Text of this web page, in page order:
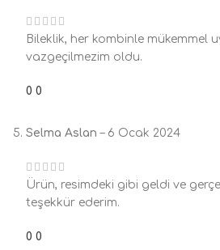
Bileklik, her kombinle mükemmel
vazgeçilmezim oldu.
0 0
Selma Aslan– 6 Ocak 2024
Ürün, resimdeki gibi geldi ve
teşekkür ederim.
0 0